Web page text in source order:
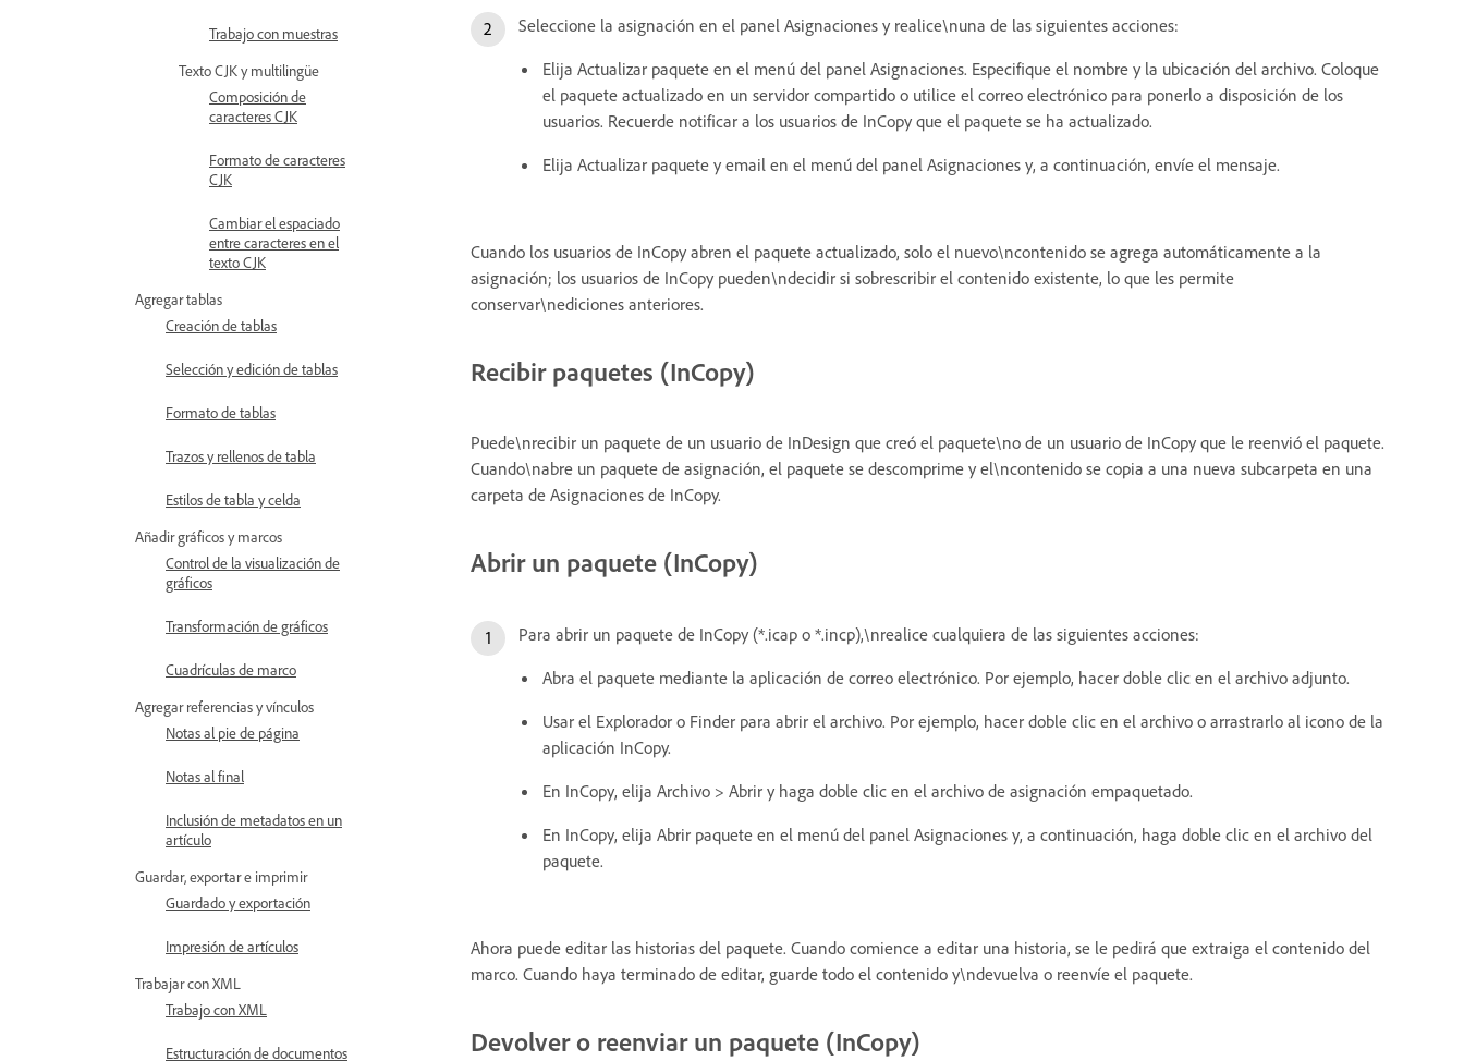
Trabajo con muestras
Texto CJK y multilingüe
Composición de
caracteres CJK
Formato de caracteres
CJK
Cambiar el espaciado
entre caracteres en el
texto CJK
Agregar tablas
Creación de tablas
Selección y edición de tablas
Formato de tablas
Trazos y rellenos de tabla
Estilos de tabla y celda
Añadir gráficos y marcos
Control de la visualización de
gráficos
Transformación de gráficos
Cuadrículas de marco
Agregar referencias y vínculos
Notas al pie de página
Notas al final
Inclusión de metadatos en un
artículo
Guardar, exportar e imprimir
Guardado y exportación
Impresión de artículos
Trabajar con XML
Trabajo con XML
Estructuración de documentos
Seleccione la asignación en el panel Asignaciones y realice\nuna de las siguientes acciones:
Elija Actualizar paquete en el menú del panel Asignaciones. Especifique el nombre y la ubicación del archivo. Coloque
el paquete actualizado en un servidor compartido o utilice el correo electrónico para ponerlo a disposición de los
usuarios. Recuerde notificar a los usuarios de InCopy que el paquete se ha actualizado.
Elija Actualizar paquete y email en el menú del panel Asignaciones y, a continuación, envíe el mensaje.
Cuando los usuarios de InCopy abren el paquete actualizado, solo el nuevo\ncontenido se agrega automáticamente a la
asignación; los usuarios de InCopy pueden\ndecidir si sobrescribir el contenido existente, lo que les permite
conservar\nediciones anteriores.
Recibir paquetes (InCopy)
Puede\nrecibir un paquete de un usuario de InDesign que creó el paquete\no de un usuario de InCopy que le reenvió el paquete.
Cuando\nabre un paquete de asignación, el paquete se descomprime y el\ncontenido se copia a una nueva subcarpeta en una
carpeta de Asignaciones de InCopy.
Abrir un paquete (InCopy)
Para abrir un paquete de InCopy (*.icap o *.incp),\nrealice cualquiera de las siguientes acciones:
Abra el paquete mediante la aplicación de correo electrónico. Por ejemplo, hacer doble clic en el archivo adjunto.
Usar el Explorador o Finder para abrir el archivo. Por ejemplo, hacer doble clic en el archivo o arrastrarlo al icono de la
aplicación InCopy.
En InCopy, elija Archivo > Abrir y haga doble clic en el archivo de asignación empaquetado.
En InCopy, elija Abrir paquete en el menú del panel Asignaciones y, a continuación, haga doble clic en el archivo del
paquete.
Ahora puede editar las historias del paquete. Cuando comience a editar una historia, se le pedirá que extraiga el contenido del
marco. Cuando haya terminado de editar, guarde todo el contenido y\ndevuelva o reenvíe el paquete.
Devolver o reenviar un paquete (InCopy)